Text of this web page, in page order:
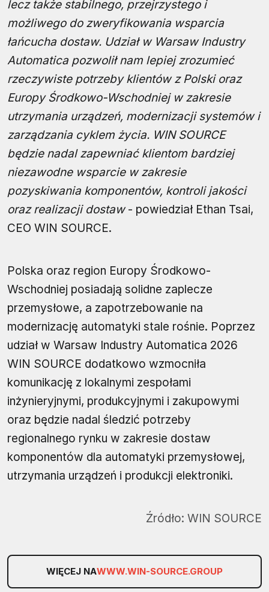
lecz także stabilnego, przejrzystego i
możliwego do zweryfikowania wsparcia
łańcucha dostaw. Udział w Warsaw Industry
Automatica pozwolił nam lepiej zrozumieć
rzeczywiste potrzeby klientów z Polski oraz
Europy Środkowo-Wschodniej w zakresie
utrzymania urządzeń, modernizacji systemów i
zarządzania cyklem życia. WIN SOURCE
będzie nadal zapewniać klientom bardziej
niezawodne wsparcie w zakresie
pozyskiwania komponentów, kontroli jakości
oraz realizacji dostaw- powiedział Ethan Tsai,
CEO WIN SOURCE.
Polska oraz region Europy Środkowo-
Wschodniej posiadają solidne zaplecze
przemysłowe, a zapotrzebowanie na
modernizację automatyki stale rośnie. Poprzez
udział w Warsaw Industry Automatica 2026
WIN SOURCE dodatkowo wzmocniła
komunikację z lokalnymi zespołami
inżynieryjnymi, produkcyjnymi i zakupowymi
oraz będzie nadal śledzić potrzeby
regionalnego rynku w zakresie dostaw
komponentów dla automatyki przemysłowej,
utrzymania urządzeń i produkcji elektroniki.
Źródło: WIN SOURCE
WIĘCEJ NAWWW.WIN-SOURCE.GROUP